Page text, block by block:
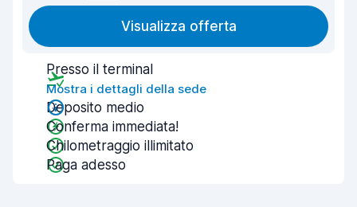
Visualizza offerta
Presso il terminal
Mostra i dettagli della sede
Deposito medio
Conferma immediata!
Chilometraggio illimitato
Paga adesso